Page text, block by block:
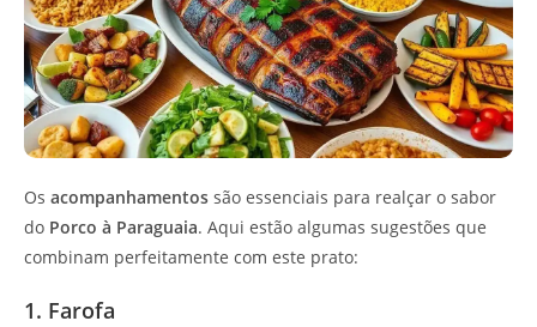
Os acompanhamentos são essenciais para realçar o sabor
do Porco à Paraguaia. Aqui estão algumas sugestões que
combinam perfeitamente com este prato:
1. Farofa